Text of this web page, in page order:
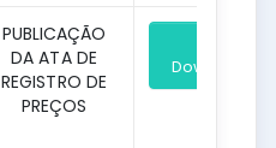
PUBLICAÇÃO
DA ATA DE
REGISTRO DE
PREÇOS
Download